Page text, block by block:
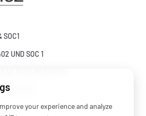
SOC1
UND SOC 1
3402-BERICHTS
3402
your experience and analyze